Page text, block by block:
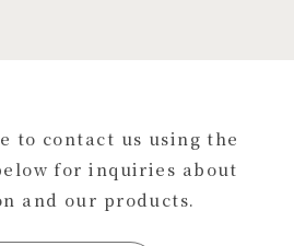
to contact us using the
for inquiries about
and our products.